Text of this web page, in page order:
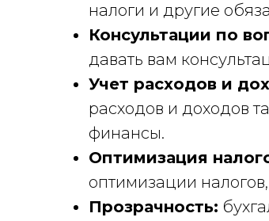
налоги и другие
Консультации по
давать вам
Учет расходов и
расходов и доходов
финансы.
Оптимизация
оптимизации
Прозрачность: